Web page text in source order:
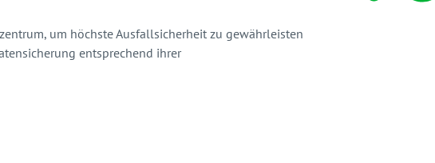
um höchste Ausfallsicherheit zu gewährleisten
entsprechend ihrer